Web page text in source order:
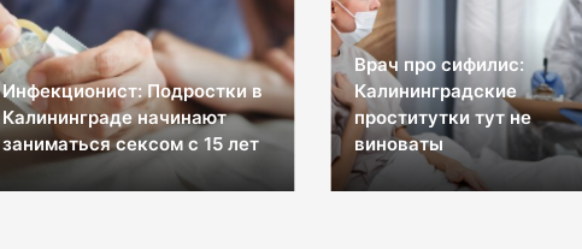
Инфекционист: Подростки в
Калининграде начинают
заниматься сексом с 15 лет
Врач про сифилис:
Калининградские
проститутки тут не
виноваты